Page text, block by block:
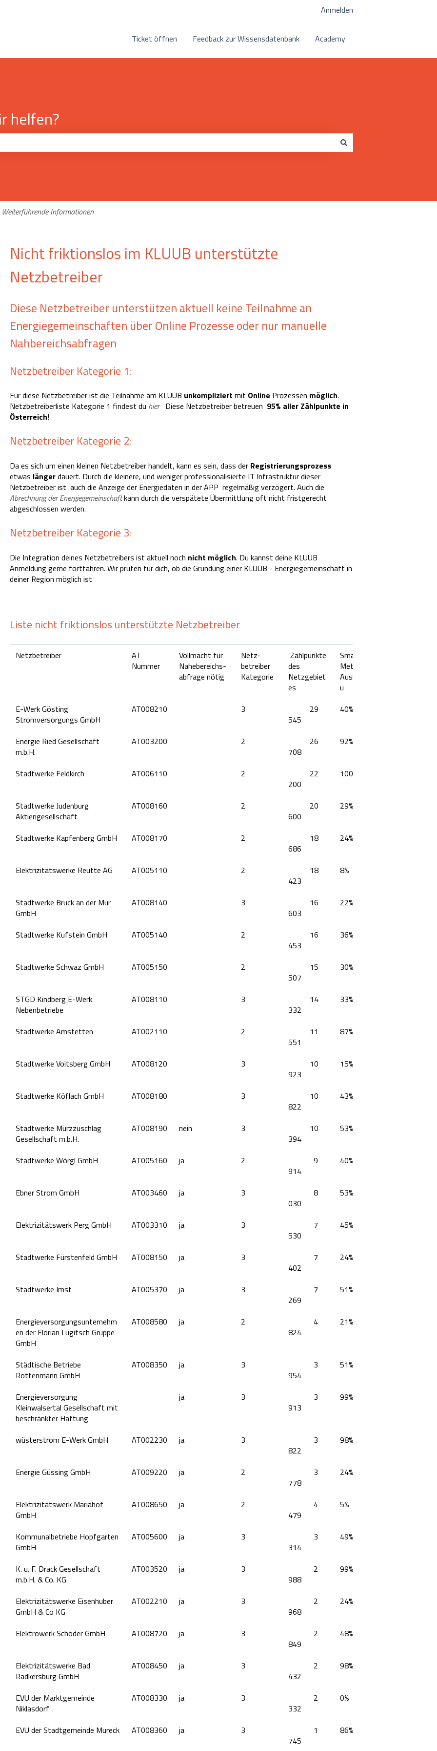
Anmelden
Ticket öffnen Feedback zur Wissensdatenbank Academy
helfen?
Weiterführende Informationen
Nicht friktionslos im KLUUB unterstützte
Netzbetreiber
Diese Netzbetreiber unterstützen aktuell keine Teilnahme an
Energiegemeinschaften über Online Prozesse oder nur manuelle
Nahbereichsabfragen
Netzbetreiber Kategorie 1:
Für diese Netzbetreiber ist die Teilnahme am KLUUB unkompliziert mit Online Prozessen möglich.
Netzbetreiberliste Kategorie 1 findest du hier Diese Netzbetreiber betreuen 95% aller Zählpunkte in
Österreich!
Netzbetreiber Kategorie 2:
Da es sich um einen kleinen Netzbetreiber handelt, kann es sein, dass der Registrierungsprozess
etwas längerdauert. Durch die kleinere, und weniger professionalisierte IT Infrastruktur dieser
Netzbetreiber ist auch die Anzeige der Energiedaten in der APP regelmäßig verzögert. Auch die
Abrechnung der Energiegemeinschaftkann durch die verspätete Übermittlung oft nicht fristgerecht
abgeschlossen werden.
Netzbetreiber Kategorie 3:
Die Integration deines Netzbetreibers ist aktuell noch nicht möglich. Du kannst deine KLUUB
Anmeldung gerne fortfahren. Wir prüfen für dich, ob die Gründung einer KLUUB - Energiegemeinschaft in
deiner Region möglich ist
Liste nicht friktionslos unterstützte Netzbetreiber
Netzbetreiber
AT
Nummer
Vollmacht für
Nahebereichs-
abfrage nötig
Netz-
betreiber
Kategorie
Zählpunkte
des
Netzgebiet
es
Smart
Meter
Ausba
u
E-Werk Gösting
Stromversorgungs GmbH
AT008210 3
29
545
40%
Energie Ried Gesellschaft
m.b.H.
AT003200 2
26
708
92%
Stadtwerke Feldkirch AT006110 2
22
200
100%
Stadtwerke Judenburg
Aktiengesellschaft
AT008160 2
20
600
29%
Stadtwerke Kapfenberg GmbH AT008170 2
18
686
24%
Elektrizitätswerke Reutte AG AT005110 2
18
423
8%
Stadtwerke Bruck an der Mur
GmbH
AT008140 3
16
603
22%
Stadtwerke Kufstein GmbH AT005140 2
16
453
36%
Stadtwerke Schwaz GmbH AT005150 2
15
507
30%
STGD Kindberg E-Werk
Nebenbetriebe
AT008110 3
14
332
33%
Stadtwerke Amstetten AT002110 2
11
551
87%
Stadtwerke Voitsberg GmbH AT008120 3
10
923
15%
Stadtwerke Köflach GmbH AT008180 3
10
822
43%
Stadtwerke Mürzzuschlag
Gesellschaft m.b.H.
AT008190 nein 3
10
394
53%
Stadtwerke Wörgl GmbH AT005160 ja 2
9
914
40%
Ebner Strom GmbH AT003460 ja 3
8
030
53%
Elektrizitätswerk Perg GmbH AT003310 ja 3
7
530
45%
Stadtwerke Fürstenfeld GmbH AT008150 ja 3
7
402
24%
Stadtwerke Imst AT005370 ja 3
7
269
51%
Energieversorgungsunternehm
en der Florian Lugitsch Gruppe
GmbH
AT008580 ja 2
4
824
21%
Städtische Betriebe
Rottenmann GmbH
AT008350 ja 3
3
954
51%
Energieversorgung
Kleinwalsertal Gesellschaft mit
beschränkter Haftung
ja 3
3
913
99%
wüsterstrom E-Werk GmbH AT002230 ja 3
3
822
98%
Energie Güssing GmbH AT009220 ja 2
3
778
24%
Elektrizitätswerk Mariahof
GmbH
AT008650 ja 2
4
479
5%
Kommunalbetriebe Hopfgarten
GmbH
AT005600 ja 3
3
314
49%
K. u. F. Drack Gesellschaft
m.b.H. & Co. KG.
AT003520 ja 3
2
988
99%
Elektrizitätswerke Eisenhuber
GmbH & Co KG
AT002210 ja 3
2
968
24%
Elektrowerk Schöder GmbH AT008720 ja 3
2
849
48%
Elektrizitätswerke Bad
Radkersburg GmbH
AT008450 ja 3
2
432
98%
EVU der Marktgemeinde
Niklasdorf
AT008330 ja 3
2
332
0%
EVU der Stadtgemeinde Mureck AT008360 ja 3
1
745
86%